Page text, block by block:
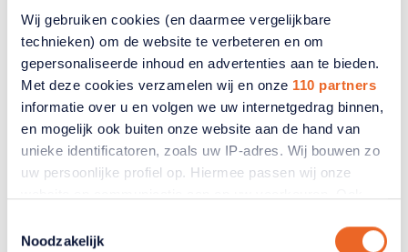
Wij gebruiken cookies (en daarmee vergelijkbare
technieken) om de website te verbeteren en om
gepersonaliseerde inhoud en advertenties aan te bieden.
Met deze cookies verzamelen wij en onze 110 partners
informatie over u en volgen we uw internetgedrag binnen,
en mogelijk ook buiten onze website aan de hand van
unieke identificatoren, zoals uw IP-adres. Wij bouwen zo
uw persoonlijke profiel op. Hiermee passen wij onze
van uw recente internetgedrag. Ook delen we mogelijk
Noodzakelijk
01 februari 2024
Ervaringen met de
Belastinghulp